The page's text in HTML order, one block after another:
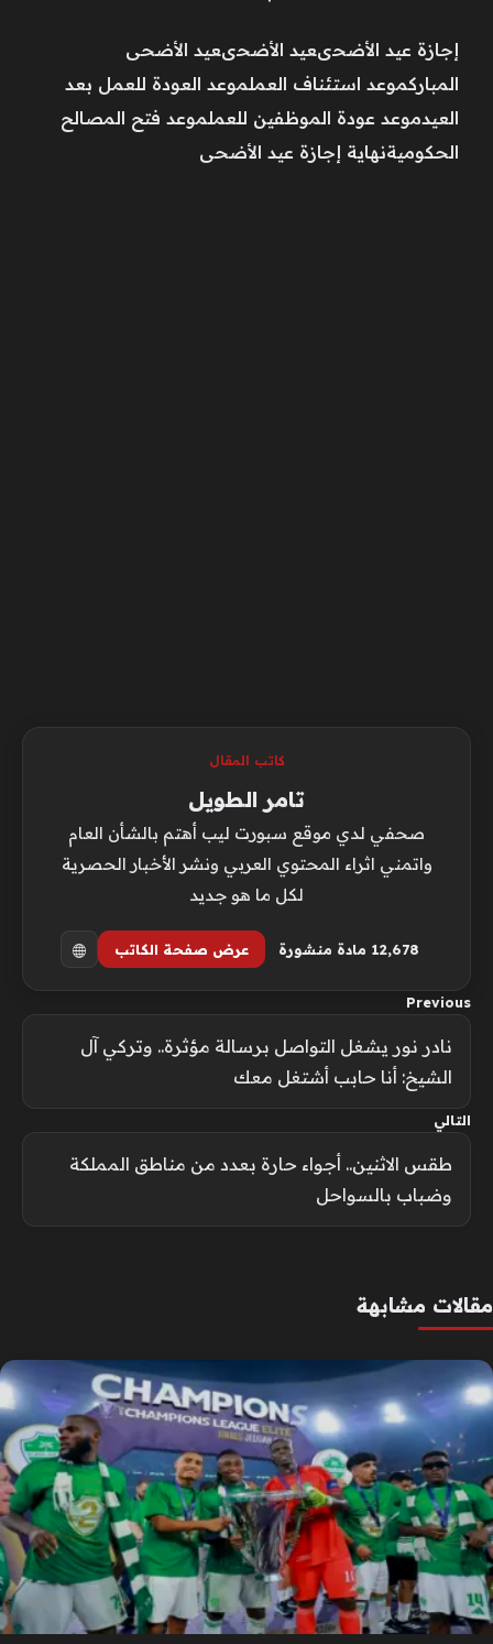
إجازة عيد الأضحىعيد الأضحىعيد الأضحى
المباركموعد استئناف العملموعد العودة للعمل بعد
العيدموعد عودة الموظفين للعملموعد فتح المصالح
الحكوميةنهاية إجازة عيد الأضحى
كاتب المقال
تامر الطويل
صحفي لدي موقع سبورت ليب أهتم بالشأن العام
واتمني اثراء المحتوي العربي ونشر الأخبار الحصرية
لكل ما هو جديد
12٬678 مادة منشورة عرض صفحة الكاتب
Previous
نادر نور يشغل التواصل برسالة مؤثرة.. وتركي آل
الشيخ: أنا حابب أشتغل معك
التالي
طقس الاثنين.. أجواء حارة بعدد من مناطق المملكة
وضباب بالسواحل
مقالات مشابهة